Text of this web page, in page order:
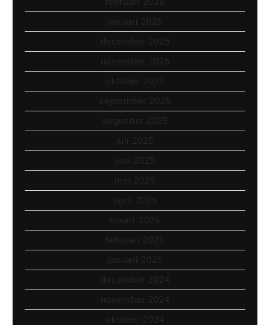
januari 2026
december 2025
november 2025
oktober 2025
september 2025
augustus 2025
juli 2025
juni 2025
mei 2025
april 2025
maart 2025
februari 2025
januari 2025
december 2024
november 2024
oktober 2024